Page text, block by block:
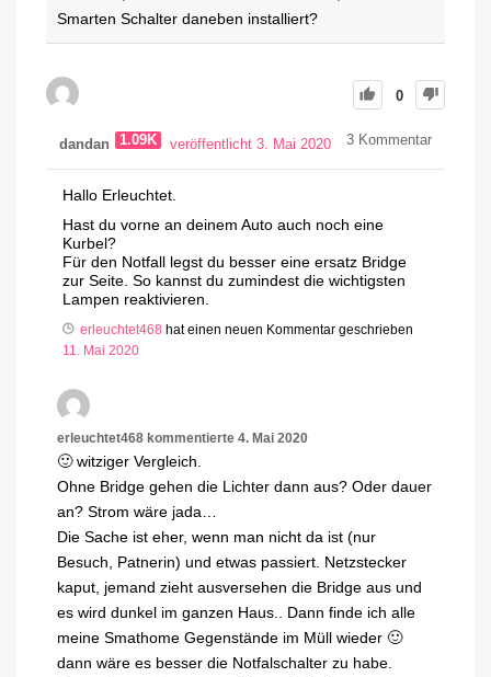
Smarten Schalter daneben installiert?
0
dandan 1.09K veröffentlicht 3. Mai 2020 3 Kommentar
Hallo Erleuchtet.
Hast du vorne an deinem Auto auch noch eine
Kurbel?
Für den Notfall legst du besser eine ersatz Bridge
zur Seite. So kannst du zumindest die wichtigsten
Lampen reaktivieren.
erleuchtet468 hat einen neuen Kommentar geschrieben
11. Mai 2020
erleuchtet468 kommentierte 4. Mai 2020
🙂 witziger Vergleich.
Ohne Bridge gehen die Lichter dann aus? Oder dauer
an? Strom wäre jada…
Die Sache ist eher, wenn man nicht da ist (nur
Besuch, Patnerin) und etwas passiert. Netzstecker
kaput, jemand zieht ausversehen die Bridge aus und
es wird dunkel im ganzen Haus.. Dann finde ich alle
meine Smathome Gegenstände im Müll wieder 🙂
dann wäre es besser die Notfalschalter zu habe.